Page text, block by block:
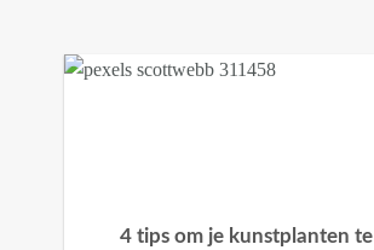
4 tips om je kunstplanten te